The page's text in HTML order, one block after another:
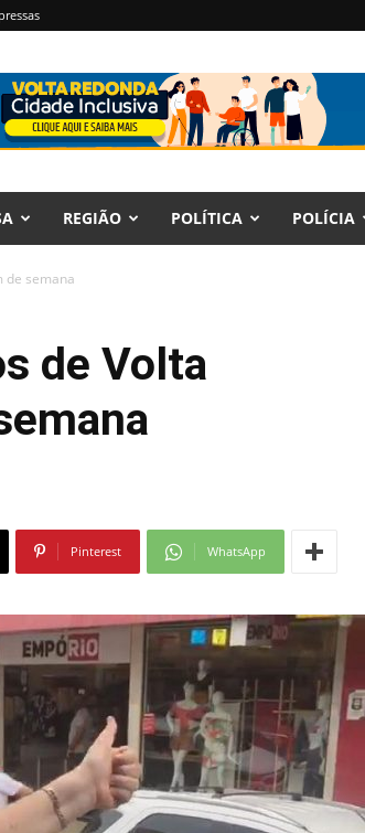
REGIÃO POLÍTICA POLÍCIA
de semana
de Volta
Pinterest WhatsApp